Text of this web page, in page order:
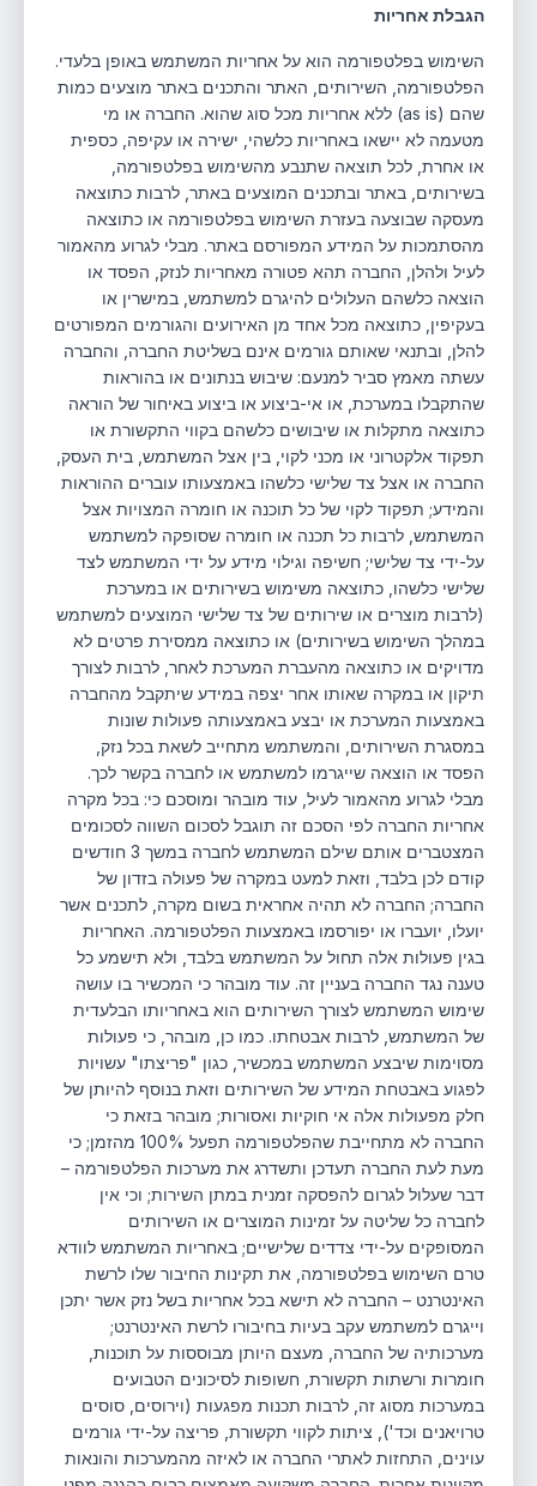
הגבלת אחריות
השימוש בפלטפורמה הוא על אחריות המשתמש באופן בלעדי.
הפלטפורמה, השירותים, האתר והתכנים באתר מוצעים כמות
שהם (as is) ללא אחריות מכל סוג שהוא. החברה או מי
מטעמה לא יישאו באחריות כלשהי, ישירה או עקיפה, כספית
או אחרת, לכל תוצאה שתנבע מהשימוש בפלטפורמה,
בשירותים, באתר ובתכנים המוצעים באתר, לרבות כתוצאה
מעסקה שבוצעה בעזרת השימוש בפלטפורמה או כתוצאה
מהסתמכות על המידע המפורסם באתר. מבלי לגרוע מהאמור
לעיל ולהלן, החברה תהא פטורה מאחריות לנזק, הפסד או
הוצאה כלשהם העלולים להיגרם למשתמש, במישרין או
בעקיפין, כתוצאה מכל אחד מן האירועים והגורמים המפורטים
להלן, ובתנאי שאותם גורמים אינם בשליטת החברה, והחברה
עשתה מאמץ סביר למנעם: שיבוש בנתונים או בהוראות
שהתקבלו במערכת, או אי-ביצוע או ביצוע באיחור של הוראה
כתוצאה מתקלות או שיבושים כלשהם בקווי התקשורת או
תפקוד אלקטרוני או מכני לקוי, בין אצל המשתמש, בית העסק,
החברה או אצל צד שלישי כלשהו באמצעותו עוברים ההוראות
והמידע; תפקוד לקוי של כל תוכנה או חומרה המצויות אצל
המשתמש, לרבות כל תכנה או חומרה שסופקה למשתמש
על-ידי צד שלישי; חשיפה וגילוי מידע על ידי המשתמש לצד
שלישי כלשהו, כתוצאה משימוש בשירותים או במערכת
(לרבות מוצרים או שירותים של צד שלישי המוצעים למשתמש
במהלך השימוש בשירותים) או כתוצאה ממסירת פרטים לא
מדויקים או כתוצאה מהעברת המערכת לאחר, לרבות לצורך
תיקון או במקרה שאותו אחר יצפה במידע שיתקבל מהחברה
באמצעות המערכת או יבצע באמצעותה פעולות שונות
במסגרת השירותים, והמשתמש מתחייב לשאת בכל נזק,
הפסד או הוצאה שייגרמו למשתמש או לחברה בקשר לכך.
מבלי לגרוע מהאמור לעיל, עוד מובהר ומוסכם כי: בכל מקרה
אחריות החברה לפי הסכם זה תוגבל לסכום השווה לסכומים
המצטברים אותם שילם המשתמש לחברה במשך 3 חודשים
קודם לכן בלבד, וזאת למעט במקרה של פעולה בזדון של
החברה; החברה לא תהיה אחראית בשום מקרה, לתכנים אשר
יועלו, יועברו או יפורסמו באמצעות הפלטפורמה. האחריות
בגין פעולות אלה תחול על המשתמש בלבד, ולא תישמע כל
טענה נגד החברה בעניין זה. עוד מובהר כי המכשיר בו עושה
שימוש המשתמש לצורך השירותים הוא באחריותו הבלעדית
של המשתמש, לרבות אבטחתו. כמו כן, מובהר, כי פעולות
מסוימות שיבצע המשתמש במכשיר, כגון "פריצתו" עשויות
לפגוע באבטחת המידע של השירותים וזאת בנוסף להיותן של
חלק מפעולות אלה אי חוקיות ואסורות; מובהר בזאת כי
החברה לא מתחייבת שהפלטפורמה תפעל 100% מהזמן; כי
מעת לעת החברה תעדכן ותשדרג את מערכות הפלטפורמה –
דבר שעלול לגרום להפסקה זמנית במתן השירות; וכי אין
לחברה כל שליטה על זמינות המוצרים או השירותים
המסופקים על-ידי צדדים שלישיים; באחריות המשתמש לוודא
טרם השימוש בפלטפורמה, את תקינות החיבור שלו לרשת
האינטרנט – החברה לא תישא בכל אחריות בשל נזק אשר יתכן
וייגרם למשתמש עקב בעיות בחיבורו לרשת האינטרנט;
מערכותיה של החברה, מעצם היותן מבוססות על תוכנות,
חומרות ורשתות תקשורת, חשופות לסיכונים הטבועים
במערכות מסוג זה, לרבות תכנות מפגעות (וירוסים, סוסים
טרויאנים וכד'), ציתות לקווי תקשורת, פריצה על-ידי גורמים
עוינים, התחזות לאתרי החברה או לאיזה מהמערכות והונאות